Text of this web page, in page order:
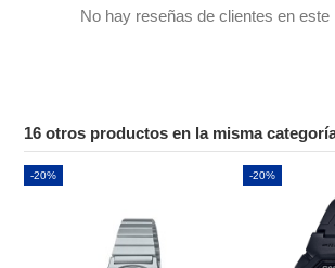
No hay reseñas de clientes en este
16 otros productos en la misma
-20% -20%